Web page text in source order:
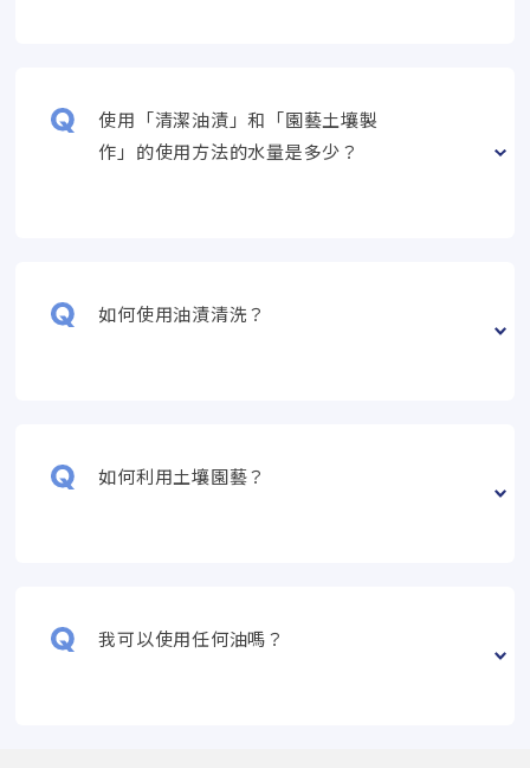
使用「清潔油漬」和「園藝土壤製
作」的使用方法的水量是多少？
如何使用油漬清洗？
如何利用土壤園藝？
我可以使用任何油嗎？